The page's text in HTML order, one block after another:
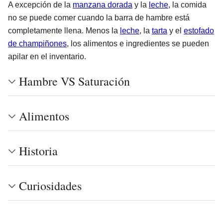
A excepción de la manzana dorada y la leche, la comida
no se puede comer cuando la barra de hambre está
completamente llena. Menos la leche, la tarta y el estofado
de champiñones, los alimentos e ingredientes se pueden
apilar en el inventario.
Hambre VS Saturación
Alimentos
Historia
Curiosidades